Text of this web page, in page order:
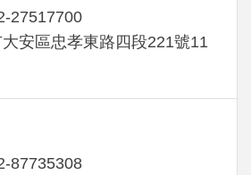
27517700
安區忠孝東路四段221號11
87735308